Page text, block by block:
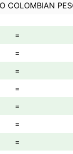
COLOMBIAN
=
=
=
=
=
=
=